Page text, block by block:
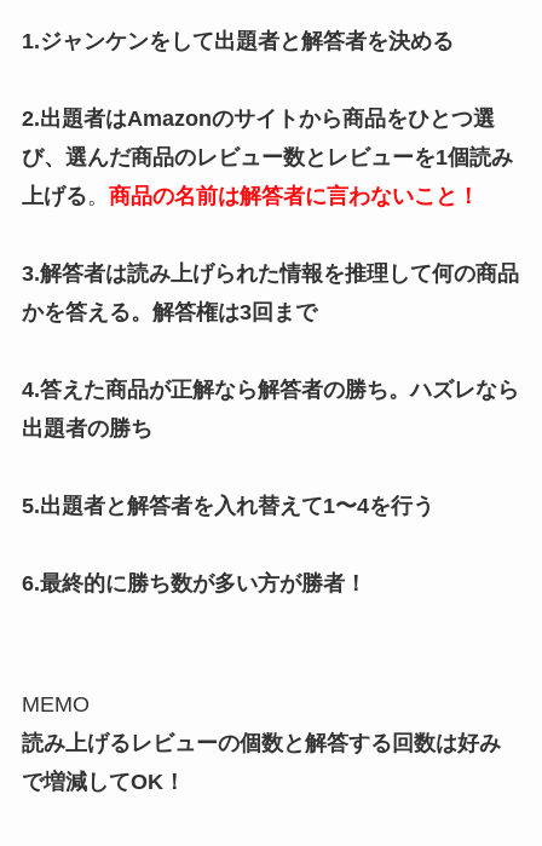
1.ジャンケンをして出題者と解答者を決める
2.出題者はAmazonのサイトから商品をひとつ選
び、選んだ商品のレビュー数とレビューを1個読み
上げる。 商品の名前は解答者に言わないこと！
3.解答者は読み上げられた情報を推理して何の商品
かを答える。解答権は3回まで
4.答えた商品が正解なら解答者の勝ち。ハズレなら
出題者の勝ち
5.出題者と解答者を入れ替えて1〜4を行う
6.最終的に勝ち数が多い方が勝者！
MEMO
読み上げるレビューの個数と解答する回数は好み
で増減してOK！